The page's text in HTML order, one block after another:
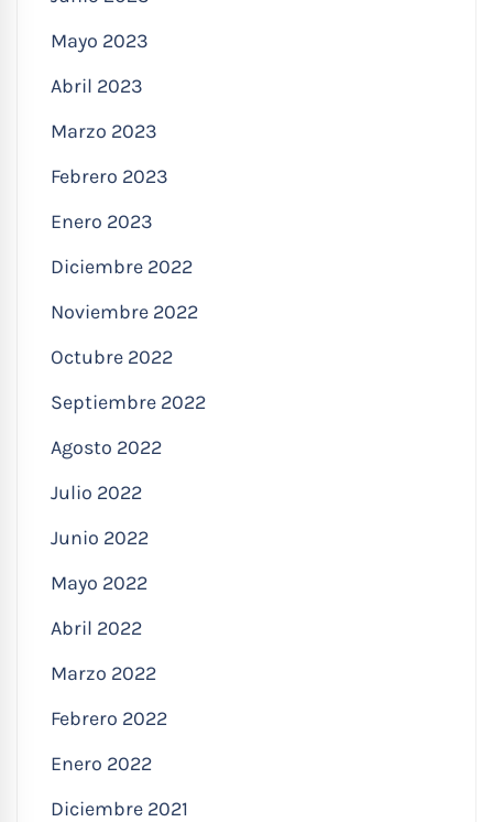
Mayo 2023
Abril 2023
Marzo 2023
Febrero 2023
Enero 2023
Diciembre 2022
Noviembre 2022
Octubre 2022
Septiembre 2022
Agosto 2022
Julio 2022
Junio 2022
Mayo 2022
Abril 2022
Marzo 2022
Febrero 2022
Enero 2022
Diciembre 2021